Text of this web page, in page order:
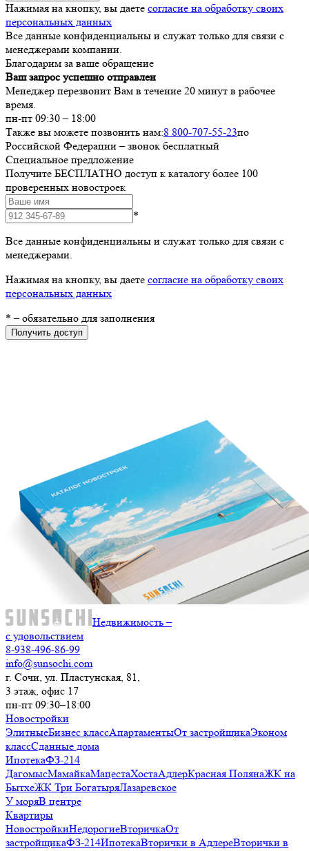
Нажимая на кнопку, вы даете согласие на обработку своих
персональных данных
Все данные конфиденциальны и служат только для связи с
менеджерами компании.
Благодарим за ваше обращение
Ваш запрос успешно отправлен
Менеджер перезвонит Вам в течение 20 минут в рабочее
время.
пн-пт 09:30 – 18:00
Также вы можете позвонить нам:8 800-707-55-23по
Российской Федерации – звонок бесплатный
Специальное предложение
Получите БЕСПЛАТНО доступ к каталогу более 100
проверенных новостроек
*
Все данные конфиденциальны и служат только для связи с
менеджерами.
Нажимая на кнопку, вы даете согласие на обработку своих
персональных данных
* – обязательно для заполнения
Получить доступ
Недвижимость –
с удовольствием
8-938-496-86-99
info@sunsochi.com
г. Сочи, ул. Пластунская, 81,
3 этаж, офис 17
пн-пт 09:30–18:00
Новостройки
ЭлитныеБизнес классАпартаментыОт застройщикаЭконом
классСданные дома
ИпотекаФЗ-214
ДагомысМамайкаМацестаХостаАдлерКрасная ПолянаЖК на
БытхеЖК Три БогатыряЛазаревское
У моряВ центре
Квартиры
НовостройкиНедорогиеВторичкаОт
застройщикаФЗ-214ИпотекаВторички в АдлереВторички в